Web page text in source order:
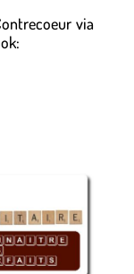
via